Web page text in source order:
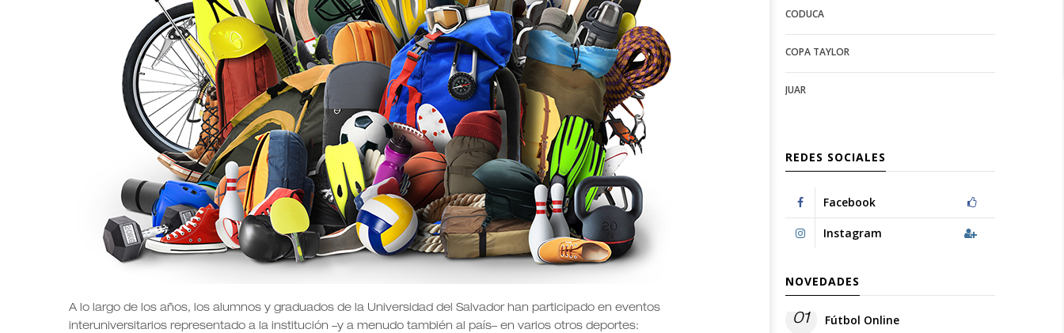
A lo largo de los años, los alumnos y graduados de la Universidad del Salvador han participado en eventos
interuniversitarios representado a la institución –y a menudo también al país– en varios otros deportes:
configuration
options
options
CODUCA
COPA TAYLOR
JUAR
REDES SOCIALES
Facebook
Instagram
NOVEDADES
01 Fútbol Online